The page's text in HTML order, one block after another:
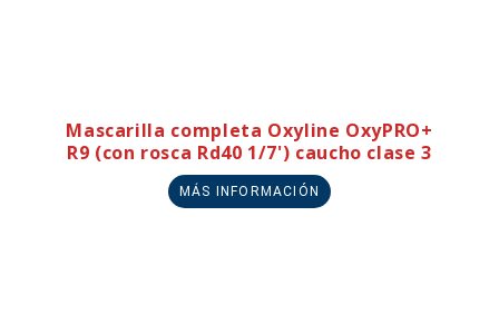
Mascarilla completa Oxyline OxyPRO+
R9 (con rosca Rd40 1/7') caucho clase 3
MÁS INFORMACIÓN